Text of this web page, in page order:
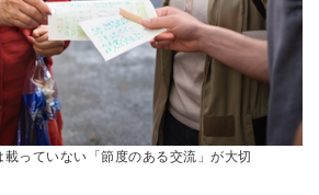
載っていない「節度のある交流」が大切